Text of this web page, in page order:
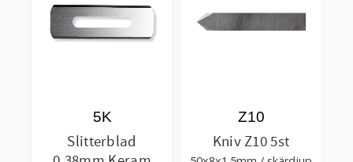
Slitterblad
5K
Kniv Z10 5st
Z10